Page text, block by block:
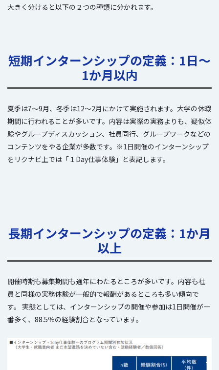
大きく分けると以下の２つの種類に分かれます。
短期インターンシップの定義：1日～
1か月以内
夏季は7～9月、冬季は12～2月にかけて実施されます。大学の休暇
期間に行われることが多いです。内容は実際の実務よりも、疑似体
験やグループディスカッション、社員同行、グループワークなどの
コンテンツをやる企業が多数です。※1日開催のインターンシップ
をリクナビ上では「１Day仕事体験」と表記します。
長期インターンシップの定義：1か月
以上
開催時期も募集期間も通年にわたるところが多いです。内容も社
員と同様の実務体験が一般的で報酬があるところも多い傾向で
す。 実態としては、インターンシップの開催や参加は1日開催が一
番多く、88.5％の経験割合となっています。